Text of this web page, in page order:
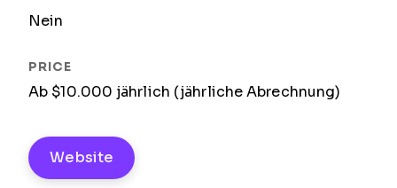
Nein
Ab $10.000 jährlich (jährliche Abrechnung)
Website